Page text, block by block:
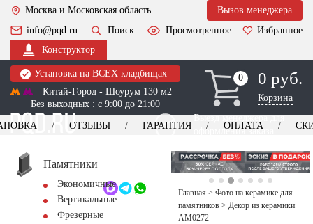
Москва и Московская область
Вызов менеджера
info@pqd.ru
Поиск Просмотренное
Избранное
Конструктор
Установка на ВСЕХ кладбищах
Китай-Город - Шоурум 130 м2
Без выходных : с 9:00 до 21:00
0
0 0 руб.
Корзина
Выезд менеджера для
оформления заказа
+7 (495) 518-44-23
Обратный звонок
ОТЗЫВЫ ГАРАНТИЯ ОПЛАТА
Памятники
Экономичные
Вертикальные
Фрезерные
Главная > Фото на керамике для
памятников > Декор из керамики
AM0272